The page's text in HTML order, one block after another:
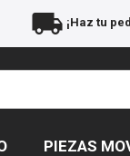
local_shipping ¡Haz tu
PIEZAS